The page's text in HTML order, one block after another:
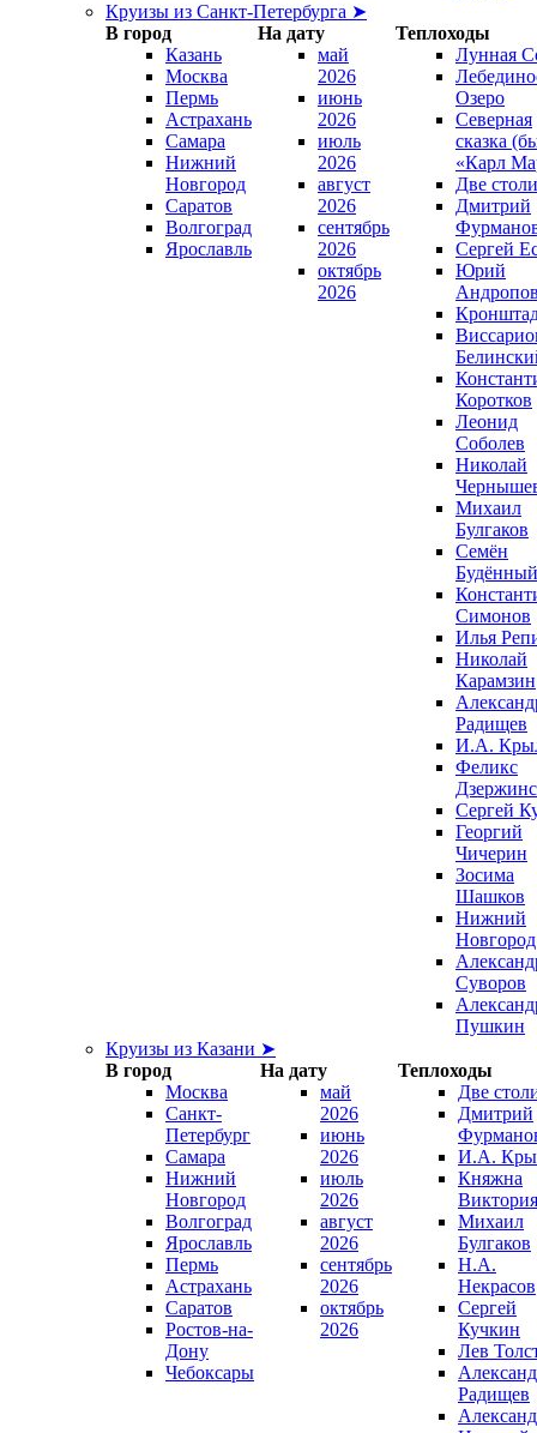
Круизы из Санкт-Петербурга ➤
В город
На дату
Теплоходы
Казань
Москва
Пермь
Астрахань
Самара
Нижний
Новгород
Саратов
Волгоград
Ярославль
май
2026
июнь
2026
июль
2026
август
2026
сентябрь
2026
октябрь
2026
Лунная
Озеро
Северная
сказка
«Карл
Две
Дмитрий
Сергей
Юрий
Коротков
Леонид
Соболев
Николай
Михаил
Булгаков
Семён
Будённый
Симонов
Илья
Николай
Карамзин
Радищев
И.А.
Феликс
Сергей
Георгий
Чичерин
Зосима
Шашков
Нижний
Новгород
Суворов
Пушкин
Круизы из Казани ➤
В город
На дату
Теплоходы
Москва
Санкт-
Петербург
Самара
Нижний
Новгород
Волгоград
Ярославль
Пермь
Астрахань
Саратов
Ростов-на-
Дону
Чебоксары
май
2026
июнь
2026
июль
2026
август
2026
сентябрь
2026
октябрь
2026
Две
Дмитрий
И.А.
Княжна
Виктория
Михаил
Булгаков
Н.А.
Некрасов
Сергей
Кучкин
Лев
Радищев